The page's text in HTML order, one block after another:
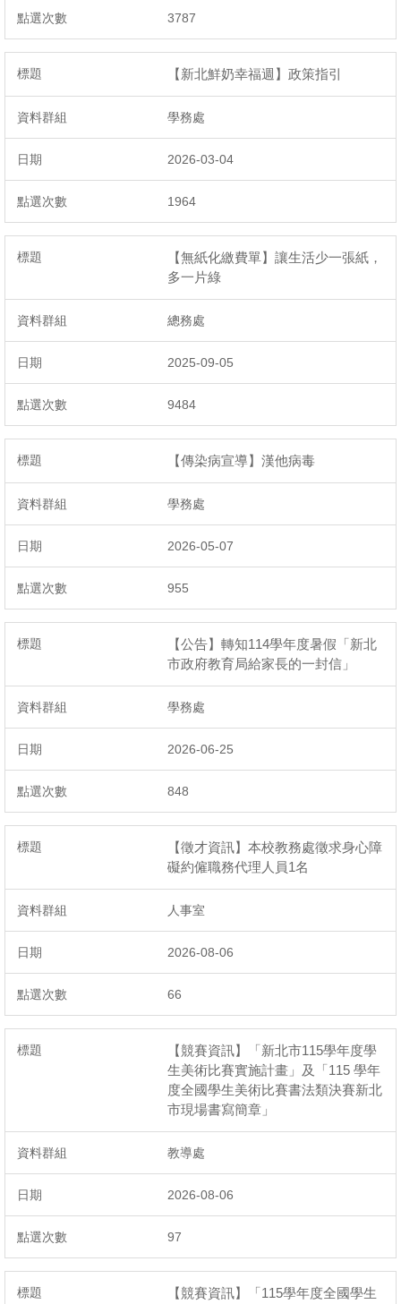
3787
【新北鮮奶幸福週】政策指引
學務處
2026-03-04
1964
【無紙化繳費單】讓生活少一張紙，
多一片綠
總務處
2025-09-05
9484
【傳染病宣導】漢他病毒
學務處
2026-05-07
955
【公告】轉知114學年度暑假「新北
市政府教育局給家長的一封信」
學務處
2026-06-25
848
【徵才資訊】本校教務處徵求身心障
礙約僱職務代理人員1名
人事室
2026-08-06
66
【競賽資訊】「新北市115學年度學
生美術比賽實施計畫」及「115 學年
度全國學生美術比賽書法類決賽新北
市現場書寫簡章」
教導處
2026-08-06
97
【競賽資訊】「115學年度全國學生